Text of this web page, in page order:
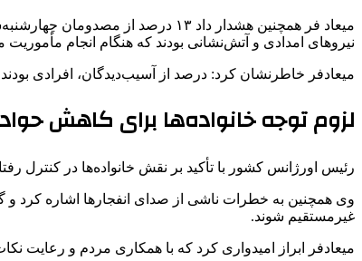
میعاد فر همچنین هشدار داد ۱۳
نیروهای امدادی و آتش‌نشانی بودند که هنگام انجام
میعادفر خاطرنشان کرد: درصد از آسیب‌دیدگان، افرادی
لزوم توجه خانواده‌ها برای کاهش
رئیس اورژانس کشور با تأکید بر نقش خانواده‌ها در کنترل
وی همچنین به خطرات ناشی از صدای انفجارها اشاره کرد و
غیرمستقیم شوند.
میعادفر ابراز امیدواری کرد که با همکاری مردم و